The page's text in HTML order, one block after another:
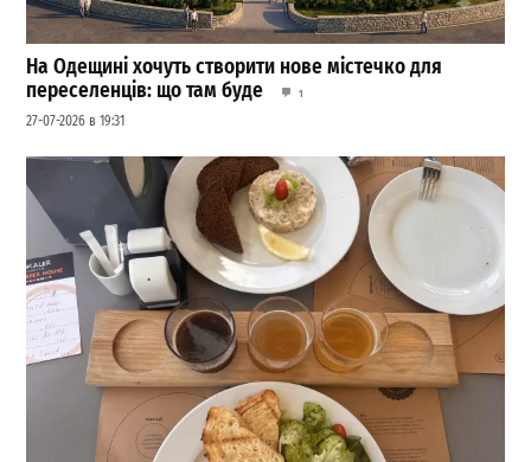
На Одещині хочуть створити нове містечко для
переселенців: що там буде
1
27-07-2026 в 19:31